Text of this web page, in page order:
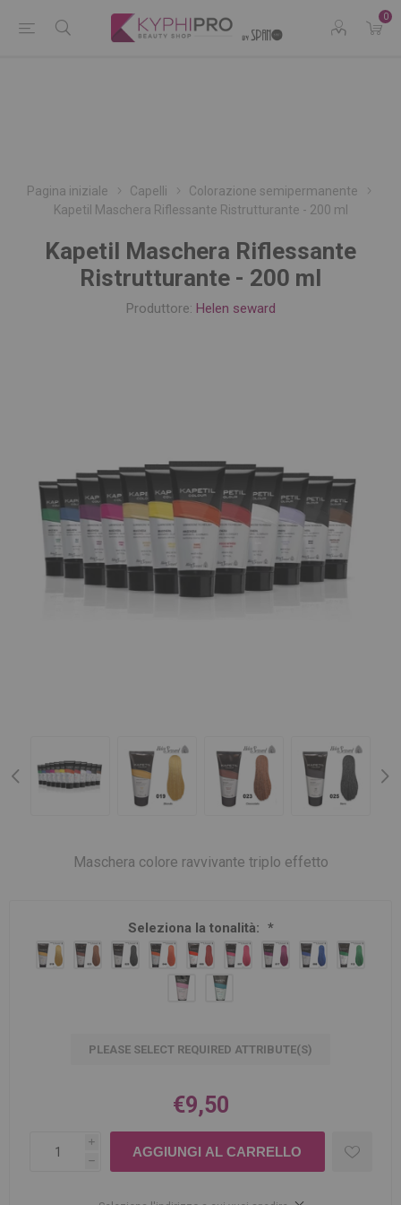
0
Pagina iniziale Capelli
Colorazione semipermanente
Kapetil Maschera Riflessante Ristrutturante - 200 ml
Kapetil Maschera Riflessante
Ristrutturante - 200 ml
Produttore: Helen seward
Maschera colore ravvivante triplo effetto
Seleziona la tonalità: *
PLEASE SELECT REQUIRED ATTRIBUTE(S)
€9,50
i
h